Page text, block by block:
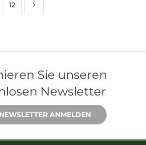
12
Sie unseren
Newsletter
ANMELDEN